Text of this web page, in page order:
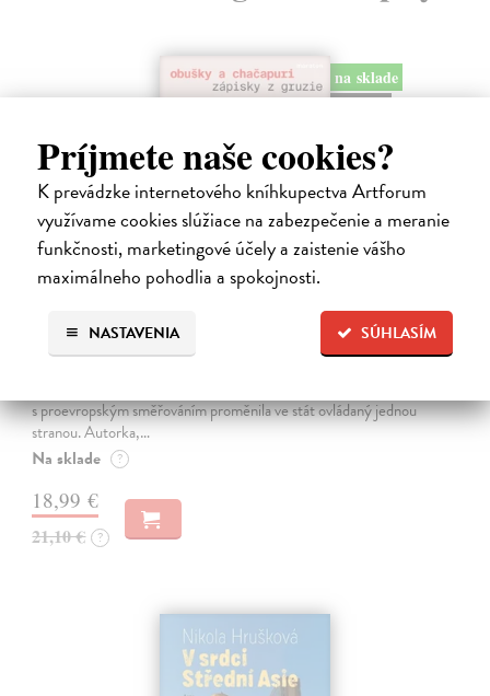
Príjmete naše cookies?
K prevádzke internetového kníhkupectva Artforum
využívame cookies slúžiace na zabezpečenie a meranie
funkčnosti, marketingové účely a zaistenie vášho
maximálneho pohodlia a spokojnosti.
SÚHLASÍM
NASTAVENIA
na sklade
Obušky a chačapuri
Karlíková Eva| Kniha
s proevropským směřováním proměnila ve stát ovládaný jednou
stranou. Autorka,…
Na sklade ?
18,99 €
21,10 € ?